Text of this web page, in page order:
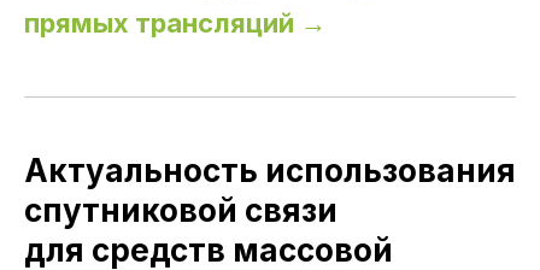
прямых трансляций →
Актуальность использования
спутниковой связи
для средств массовой